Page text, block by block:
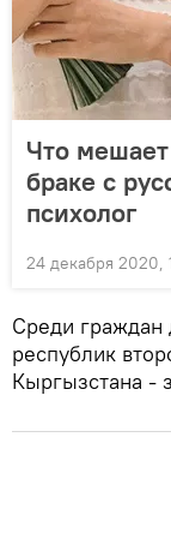
Что
браке с
психолог
24 декабря 2020,
Среди граждан
республик
Кыргызстана -